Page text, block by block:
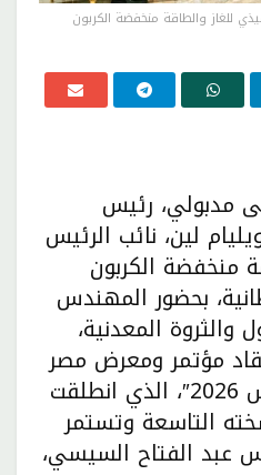
للغاز والطاقة منخفضة الكربون
مدبولي، رئيس
لين، نائب الرئيس
منخفضة الكربون
بحضور المهندس
والثروة المعدنية،
مؤتمر ومعرض مصر
الدولي للطاقة “إيجبس 2026″، الذي انطلقت
التاسعة وتستمر
عبد الفتاح السيسي،